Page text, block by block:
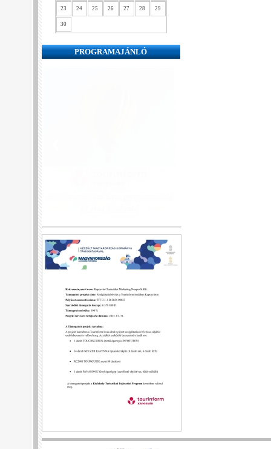
23 24 25 26 27 28 29
30
PROGRAMAJÁNLÓ